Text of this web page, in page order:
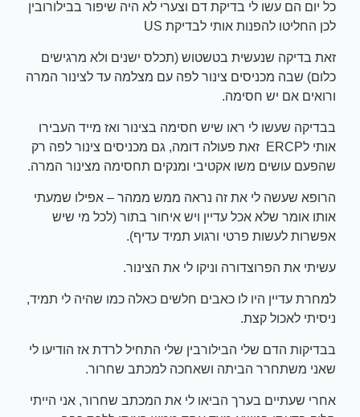
כל יום הם עשו לי בדיקת דם וצערי לא היה שיפור בבילורובין
לכן החליטו להפנות אותי לבדיקת US
זאת בדיקה שנעשית בטשטוש (תכלס ישנים ולא מרגישים
כלום) שבה מכניסים צינור לפה עם מצלמה עד לצינור המרה
ורואים אם יש חסימה.
בבדיקה שעשו לי ראו שיש חסימה בצינור ואז מייד העבירו
אותי לERCP זאת פעולה דומה, גם מכניסים צינור לפה רק
שהפעם עושים משו אקטיבי ומנקים תחסימה מצינור המרה.
הרופא שעשה לי את זה נראה ממש ממהר – אפילו שמעתי
אותו אומר שלא אכל עדיין ויש איחור בתור (לכל מי שיש
אפשרות לעשות פרטי ורגוע תמיד עדיף).
עשיתי את הפרוצדורה וניקו לי את הצינור.
למחרת עדיין היו לו כאבים חלשים כאלה כמו שהיה לי תמיד,
ניסיתי לאכול קצת.
בבדיקות הדם שלי הבילורבין שלי התחיל לרדת אז הודיעו לי
שאני משתחרר הביתה ושאחכה למכתב שחרור.
אחרי שעתיים בערך הביאו לי את המכתב שחרור, אני הייתי